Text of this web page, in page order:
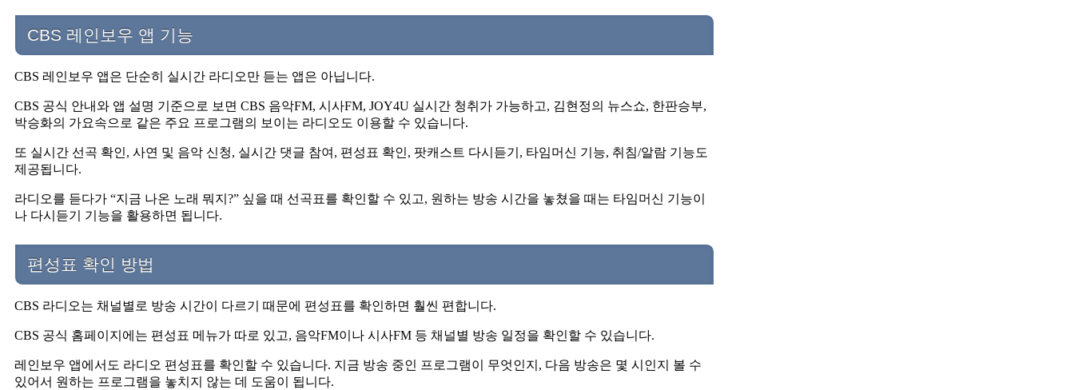
CBS 레인보우 앱 기능
CBS 레인보우 앱은 단순히 실시간 라디오만 듣는 앱은 아닙니다.
CBS 공식 안내와 앱 설명 기준으로 보면 CBS 음악FM, 시사FM, JOY4U 실시간 청취가 가능하고, 김현정의 뉴스쇼, 한판승부,
박승화의 가요속으로 같은 주요 프로그램의 보이는 라디오도 이용할 수 있습니다.
또 실시간 선곡 확인, 사연 및 음악 신청, 실시간 댓글 참여, 편성표 확인, 팟캐스트 다시듣기, 타임머신 기능, 취침/알람 기능도
제공됩니다.
라디오를 듣다가 “지금 나온 노래 뭐지?” 싶을 때 선곡표를 확인할 수 있고, 원하는 방송 시간을 놓쳤을 때는 타임머신 기능이
나 다시듣기 기능을 활용하면 됩니다.
편성표 확인 방법
CBS 라디오는 채널별로 방송 시간이 다르기 때문에 편성표를 확인하면 훨씬 편합니다.
CBS 공식 홈페이지에는 편성표 메뉴가 따로 있고, 음악FM이나 시사FM 등 채널별 방송 일정을 확인할 수 있습니다.
레인보우 앱에서도 라디오 편성표를 확인할 수 있습니다. 지금 방송 중인 프로그램이 무엇인지, 다음 방송은 몇 시인지 볼 수
있어서 원하는 프로그램을 놓치지 않는 데 도움이 됩니다.